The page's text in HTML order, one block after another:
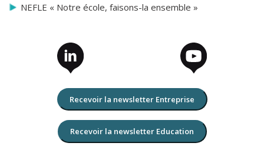
NEFLE « Notre école, faisons-la ensemble »
Recevoir la newsletter Entreprise
Recevoir la newsletter Education